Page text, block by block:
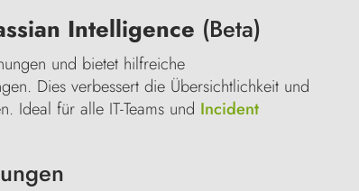
Intelligence (Beta)
und bietet hilfreiche
Dies verbessert die Übersichtlichkeit und
Ideal für alle IT-Teams und Incident